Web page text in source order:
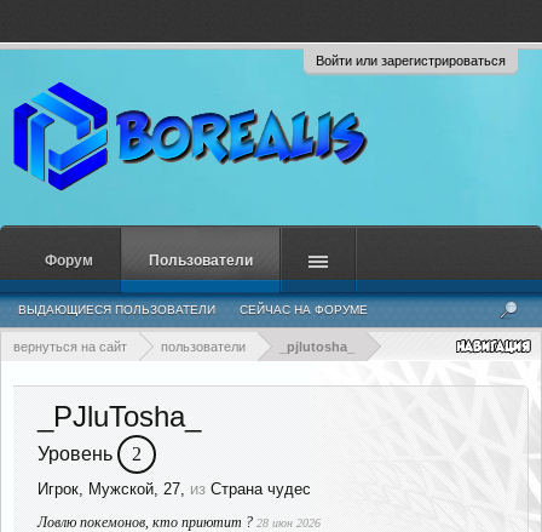
Войти или зарегистрироваться
вернуться на сайт пользователи _pjlutosha_
_PJluTosha_
Уровень 2
Игрок, Мужской, 27, из Страна чудес
Ловлю покемонов, кто приютит ? 28 июн 2026
Форум Пользователи
ВЫДАЮЩИЕСЯ ПОЛЬЗОВАТЕЛИ СЕЙЧАС НА ФОРУМЕ
НЕДАВНЯЯ АКТИВНОСТЬ НОВЫЕ СООБЩЕНИЯ ПРОФИЛЯ